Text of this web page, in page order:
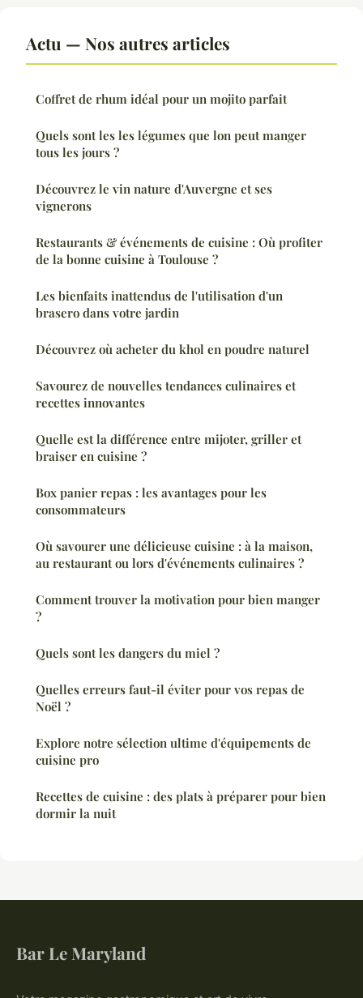
Actu — Nos autres articles
Coffret de rhum idéal pour un mojito parfait
Quels sont les les légumes que lon peut manger
tous les jours ?
Découvrez le vin nature d'Auvergne et ses
vignerons
Restaurants & événements de cuisine : Où profiter
de la bonne cuisine à Toulouse ?
Les bienfaits inattendus de l'utilisation d'un
brasero dans votre jardin
Découvrez où acheter du khol en poudre naturel
Savourez de nouvelles tendances culinaires et
recettes innovantes
Quelle est la différence entre mijoter, griller et
braiser en cuisine ?
Box panier repas : les avantages pour les
consommateurs
Où savourer une délicieuse cuisine : à la maison,
au restaurant ou lors d'événements culinaires ?
Comment trouver la motivation pour bien manger
?
Quels sont les dangers du miel ?
Quelles erreurs faut-il éviter pour vos repas de
Noël ?
Explore notre sélection ultime d'équipements de
cuisine pro
Recettes de cuisine : des plats à préparer pour bien
dormir la nuit
Bar Le Maryland